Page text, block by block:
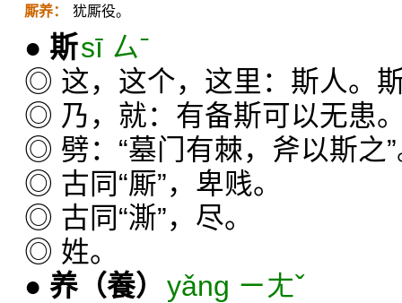
厮养： 犹厮役。
● 斯sī ㄙˉ
◎ 这，这个，这里：斯人。
◎ 乃，就：有备斯可以无患
◎ 劈：“墓门有棘，斧以斯之
◎ 古同“厮”，卑贱。
◎ 古同“澌”，尽。
◎ 姓。
● 养 （養） yǎng ㄧㄤˇ